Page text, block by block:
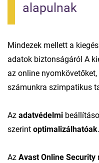
alapulnak
Mindezek mellett a
adatok biztonságáról A
az online
számunkra szimpatikus
Az adatvédelmi
szerint optimalizálhatóak.
Az Avast Online Security